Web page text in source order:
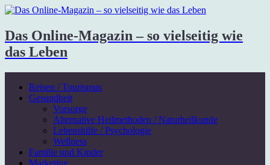
Das Online-Magazin – so vielseitig wie
das Leben
Reisen / Tourismus
Gesundheit
Vorsorge
Alternative Heilmethoden / Naturheilkunde
Lebenshilfe / Psychologie
Wellness
Familie und Kinder
Marketing